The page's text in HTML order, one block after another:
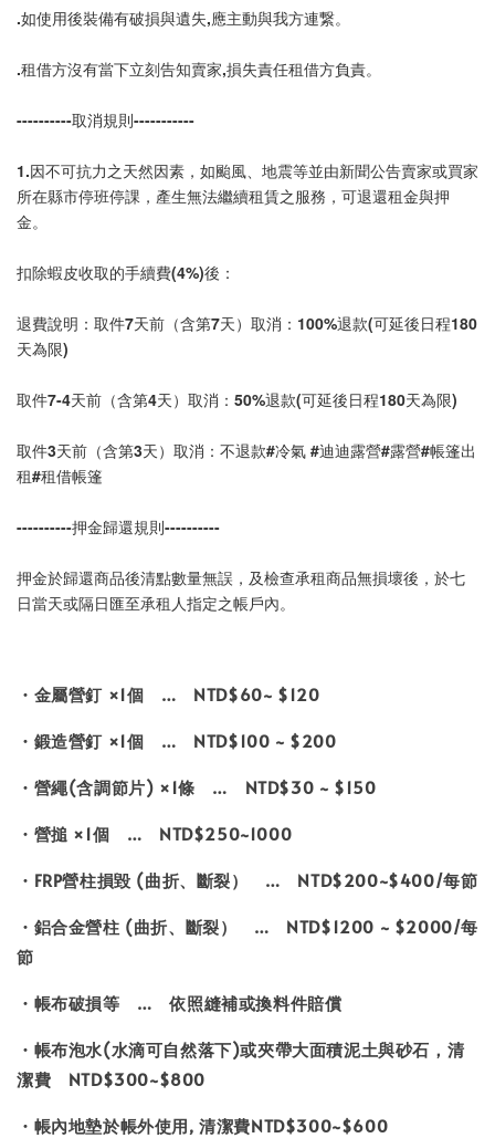
.如使用後裝備有破損與遺失,應主動與我方連繋。
.租借方沒有當下立刻告知賣家,損失責任租借方負責。
----------取消規則-----------
1.因不可抗力之天然因素，如颱風、地震等並由新聞公告賣家或買家
所在縣市停班停課，產生無法繼續租賃之服務，可退還租金與押
金。
扣除蝦皮收取的手續費(4%)後：
退費說明：取件7天前（含第7天）取消：100%退款(可延後日程180
天為限)
取件7-4天前（含第4天）取消：50%退款(可延後日程180天為限)
取件3天前（含第3天）取消：不退款#冷氣 #迪迪露營#露營#帳篷出
租#租借帳篷
----------押金歸還規則----------
押金於歸還商品後清點數量無誤，及檢查承租商品無損壞後，於七
日當天或隔日匯至承租人指定之帳戶內。
・金屬營釘 ×1個 … NTD$60~ $120
・鍛造營釘 ×1個 … NTD$100 ~ $200
・營繩(含調節片) ×1條 … NTD$30 ~ $150
・營搥 ×1個 … NTD$250~1000
・FRP營柱損毀 (曲折、斷裂） … NTD$200~$400/每節
・鋁合金營柱 (曲折、斷裂） … NTD$1200 ~ $2000/每
節
・帳布破損等 … 依照縫補或換料件賠償
・帳布泡水(水滴可自然落下)或夾帶大面積泥土與砂石，清
潔費 NTD$300~$800
・帳內地墊於帳外使用, 清潔費NTD$300~$600